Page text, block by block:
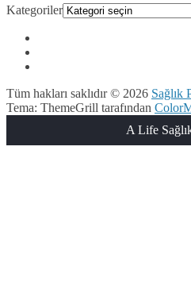
Kategoriler
Tüm hakları saklıdır © 2026 Sağlık
Tema: ThemeGrill tarafından
A Life